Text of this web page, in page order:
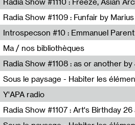
Radio WORM
Jet FM
Introspecson #10 : Emmanuel Parent
Pierre Henry,Emmanuel Parent
Ma / nos bibliothèques
Radio Zero
Nastassja Martin
Y'APA radio
Pierrick Mouton
Radio Helsinki